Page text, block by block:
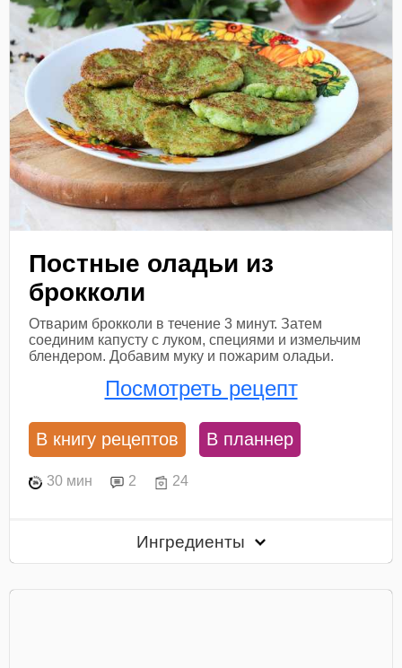
Постные оладьи из
брокколи
Отварим брокколи в течение 3 минут. Затем
соединим капусту с луком, специями и измельчим
блендером. Добавим муку и пожарим оладьи.
Посмотреть рецепт
В книгу рецептов В планнер
30 мин 2 24
Ингредиенты